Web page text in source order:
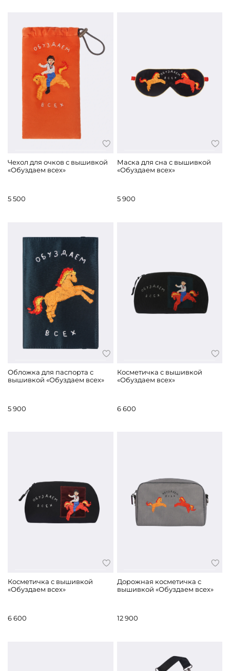
Чехол для очков с вышивкой
«Обуздаем всех»
5 500
Маска для сна с вышивкой
«Обуздаем всех»
5 900
Обложка для паспорта с
вышивкой «Обуздаем всех»
5 900
Косметичка с вышивкой
«Обуздаем всех»
6 600
Косметичка с вышивкой
«Обуздаем всех»
6 600
Дорожная косметичка с
вышивкой «Обуздаем всех»
12 900